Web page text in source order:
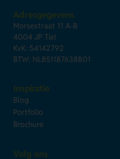
Adresgegevens
Morsestraat 11 A-B
4004 JP Tiel
KvK: 54142792
BTW: NL851187638B01
Inspiratie
Blog
Portfolio
Brochure
Volg ons